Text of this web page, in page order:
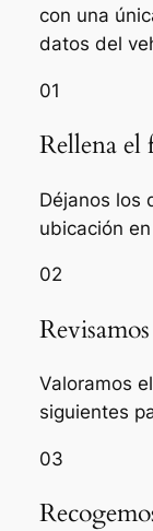
con una
datos del
01
Rellena
Déjanos los
ubicación
02
Valoramos
siguientes
03